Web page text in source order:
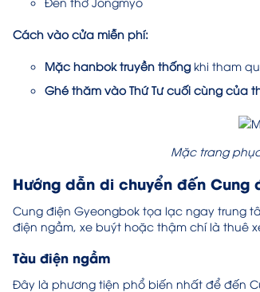
Cách vào cửa miễn phí:
Mặc hanbok truyền thống khi tham
Ghé thăm vào Thứ Tư cuối cùng của
Mặc trang
Hướng dẫn di chuyển đến Cung
Cung điện Gyeongbok tọa lạc ngay trung
điện ngầm, xe buýt hoặc thậm chí là thuê
Tàu điện ngầm
Đây là phương tiện phổ biến nhất để đến